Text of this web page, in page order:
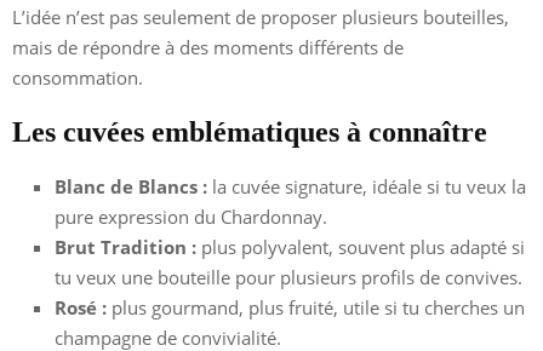
L’idée n’est pas seulement de proposer plusieurs bouteilles,
mais de répondre à des moments différents de
consommation.
Les cuvées emblématiques à connaître
Blanc de Blancs : la cuvée signature, idéale si tu veux la
pure expression du Chardonnay.
Brut Tradition : plus polyvalent, souvent plus adapté si
tu veux une bouteille pour plusieurs profils de convives.
Rosé : plus gourmand, plus fruité, utile si tu cherches un
champagne de convivialité.